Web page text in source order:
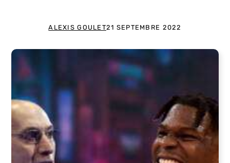
ALEXIS GOULET21 SEPTEMBRE 2022